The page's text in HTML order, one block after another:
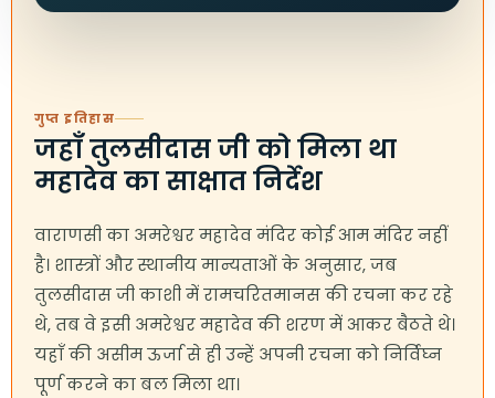
गुप्त इतिहास
जहाँ तुलसीदास जी को मिला था
महादेव का साक्षात निर्देश
वाराणसी का अमरेश्वर महादेव मंदिर कोई आम मंदिर नहीं
है। शास्त्रों और स्थानीय मान्यताओं के अनुसार, जब
तुलसीदास जी काशी में रामचरितमानस की रचना कर रहे
थे, तब वे इसी अमरेश्वर महादेव की शरण में आकर बैठते थे।
यहाँ की असीम ऊर्जा से ही उन्हें अपनी रचना को निर्विघ्न
पूर्ण करने का बल मिला था।